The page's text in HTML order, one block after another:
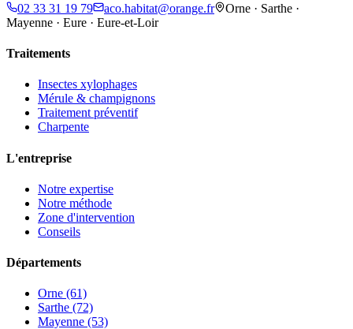
02 33 31 19 79
aco.habitat@orange.fr
Orne · Sarthe ·
Mayenne · Eure · Eure-et-Loir
Traitements
Insectes xylophages
Mérule & champignons
Traitement préventif
Charpente
L'entreprise
Notre expertise
Notre méthode
Zone d'intervention
Conseils
Départements
Orne (61)
Sarthe (72)
Mayenne (53)